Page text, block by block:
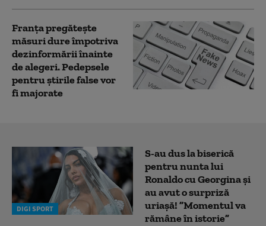
Franța pregătește
măsuri dure împotriva
dezinformării înainte
de alegeri. Pedepsele
pentru știrile false vor
fi majorate
DIGI SPORT
S-au dus la biserică
pentru nunta lui
Ronaldo cu Georgina și
au avut o surpriză
uriașă! ”Momentul va
rămâne în istorie”